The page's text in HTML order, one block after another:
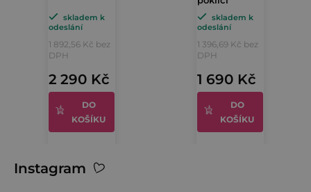
odeslání
1 892,56 Kč bez
DPH
2 290 Kč
DO
KOŠÍKU
odeslání
1 396,69 Kč bez
DPH
1 690 Kč
DO
KOŠÍKU
Instagram